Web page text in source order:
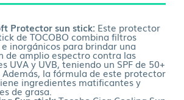
Protector sun stick: Este protector
de TOCOBO combina filtros
inorgánicos para brindar una
de amplio espectro contra las
UVA y UVB, teniendo un SPF de 50+
Además, la fórmula de este protector
ingredientes matificantes y
de grasa.